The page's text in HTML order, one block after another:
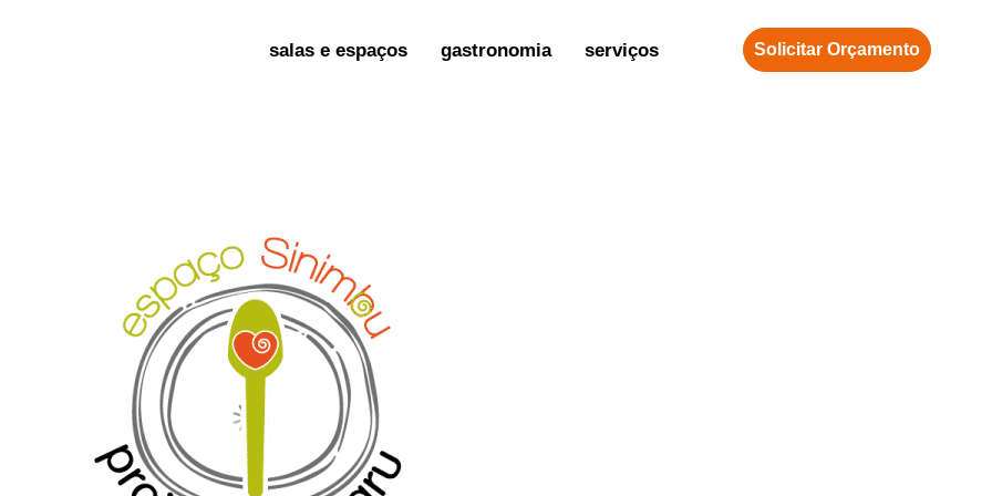
salas e espaços gastronomia serviços Solicitar Orçamento